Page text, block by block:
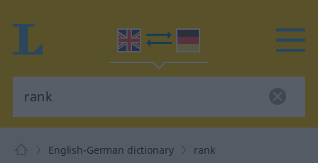
English-German dictionary rank